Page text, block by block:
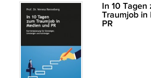
In 10 Tagen
Traumjob in
PR